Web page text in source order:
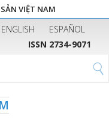
VIỆT NAM
ENGLISH
ESPAÑOL
ISSN 2734-9071